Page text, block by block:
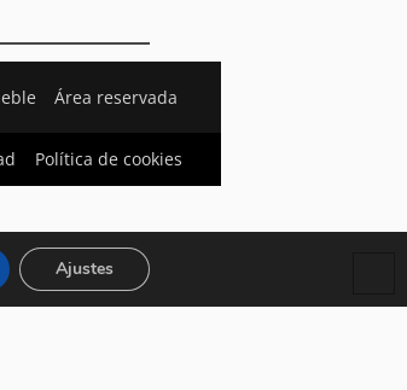
Área reservada
Política de cookies
Ajustes